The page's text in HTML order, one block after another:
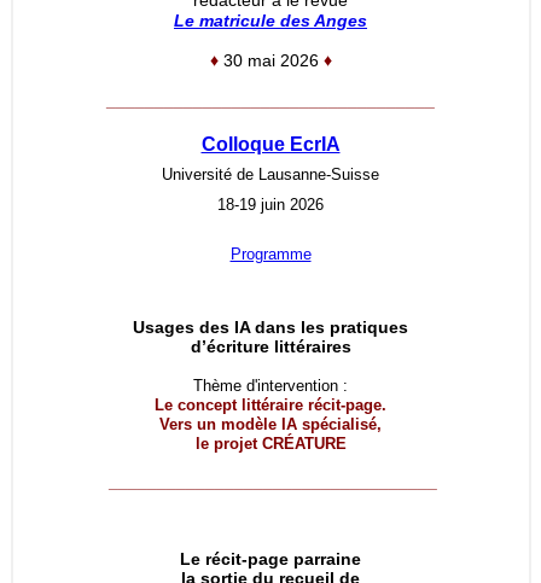
Le matricule des Anges
♦ 30 mai 2026 ♦
Colloque EcrIA
Université de Lausanne-Suisse
18-19 juin 2026
Programme
Usages des IA dans les pratiques
d’écriture littéraires
Thème d'intervention :
Le concept littéraire récit-page.
Vers un modèle IA spécialisé,
le projet CRÉATURE
Le récit-page parraine
la sortie du recueil de